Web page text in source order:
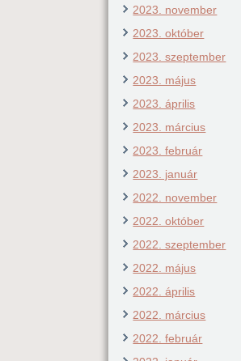
2023. november
2023. október
2023. szeptember
2023. május
2023. április
2023. március
2023. február
2023. január
2022. november
2022. október
2022. szeptember
2022. május
2022. április
2022. március
2022. február